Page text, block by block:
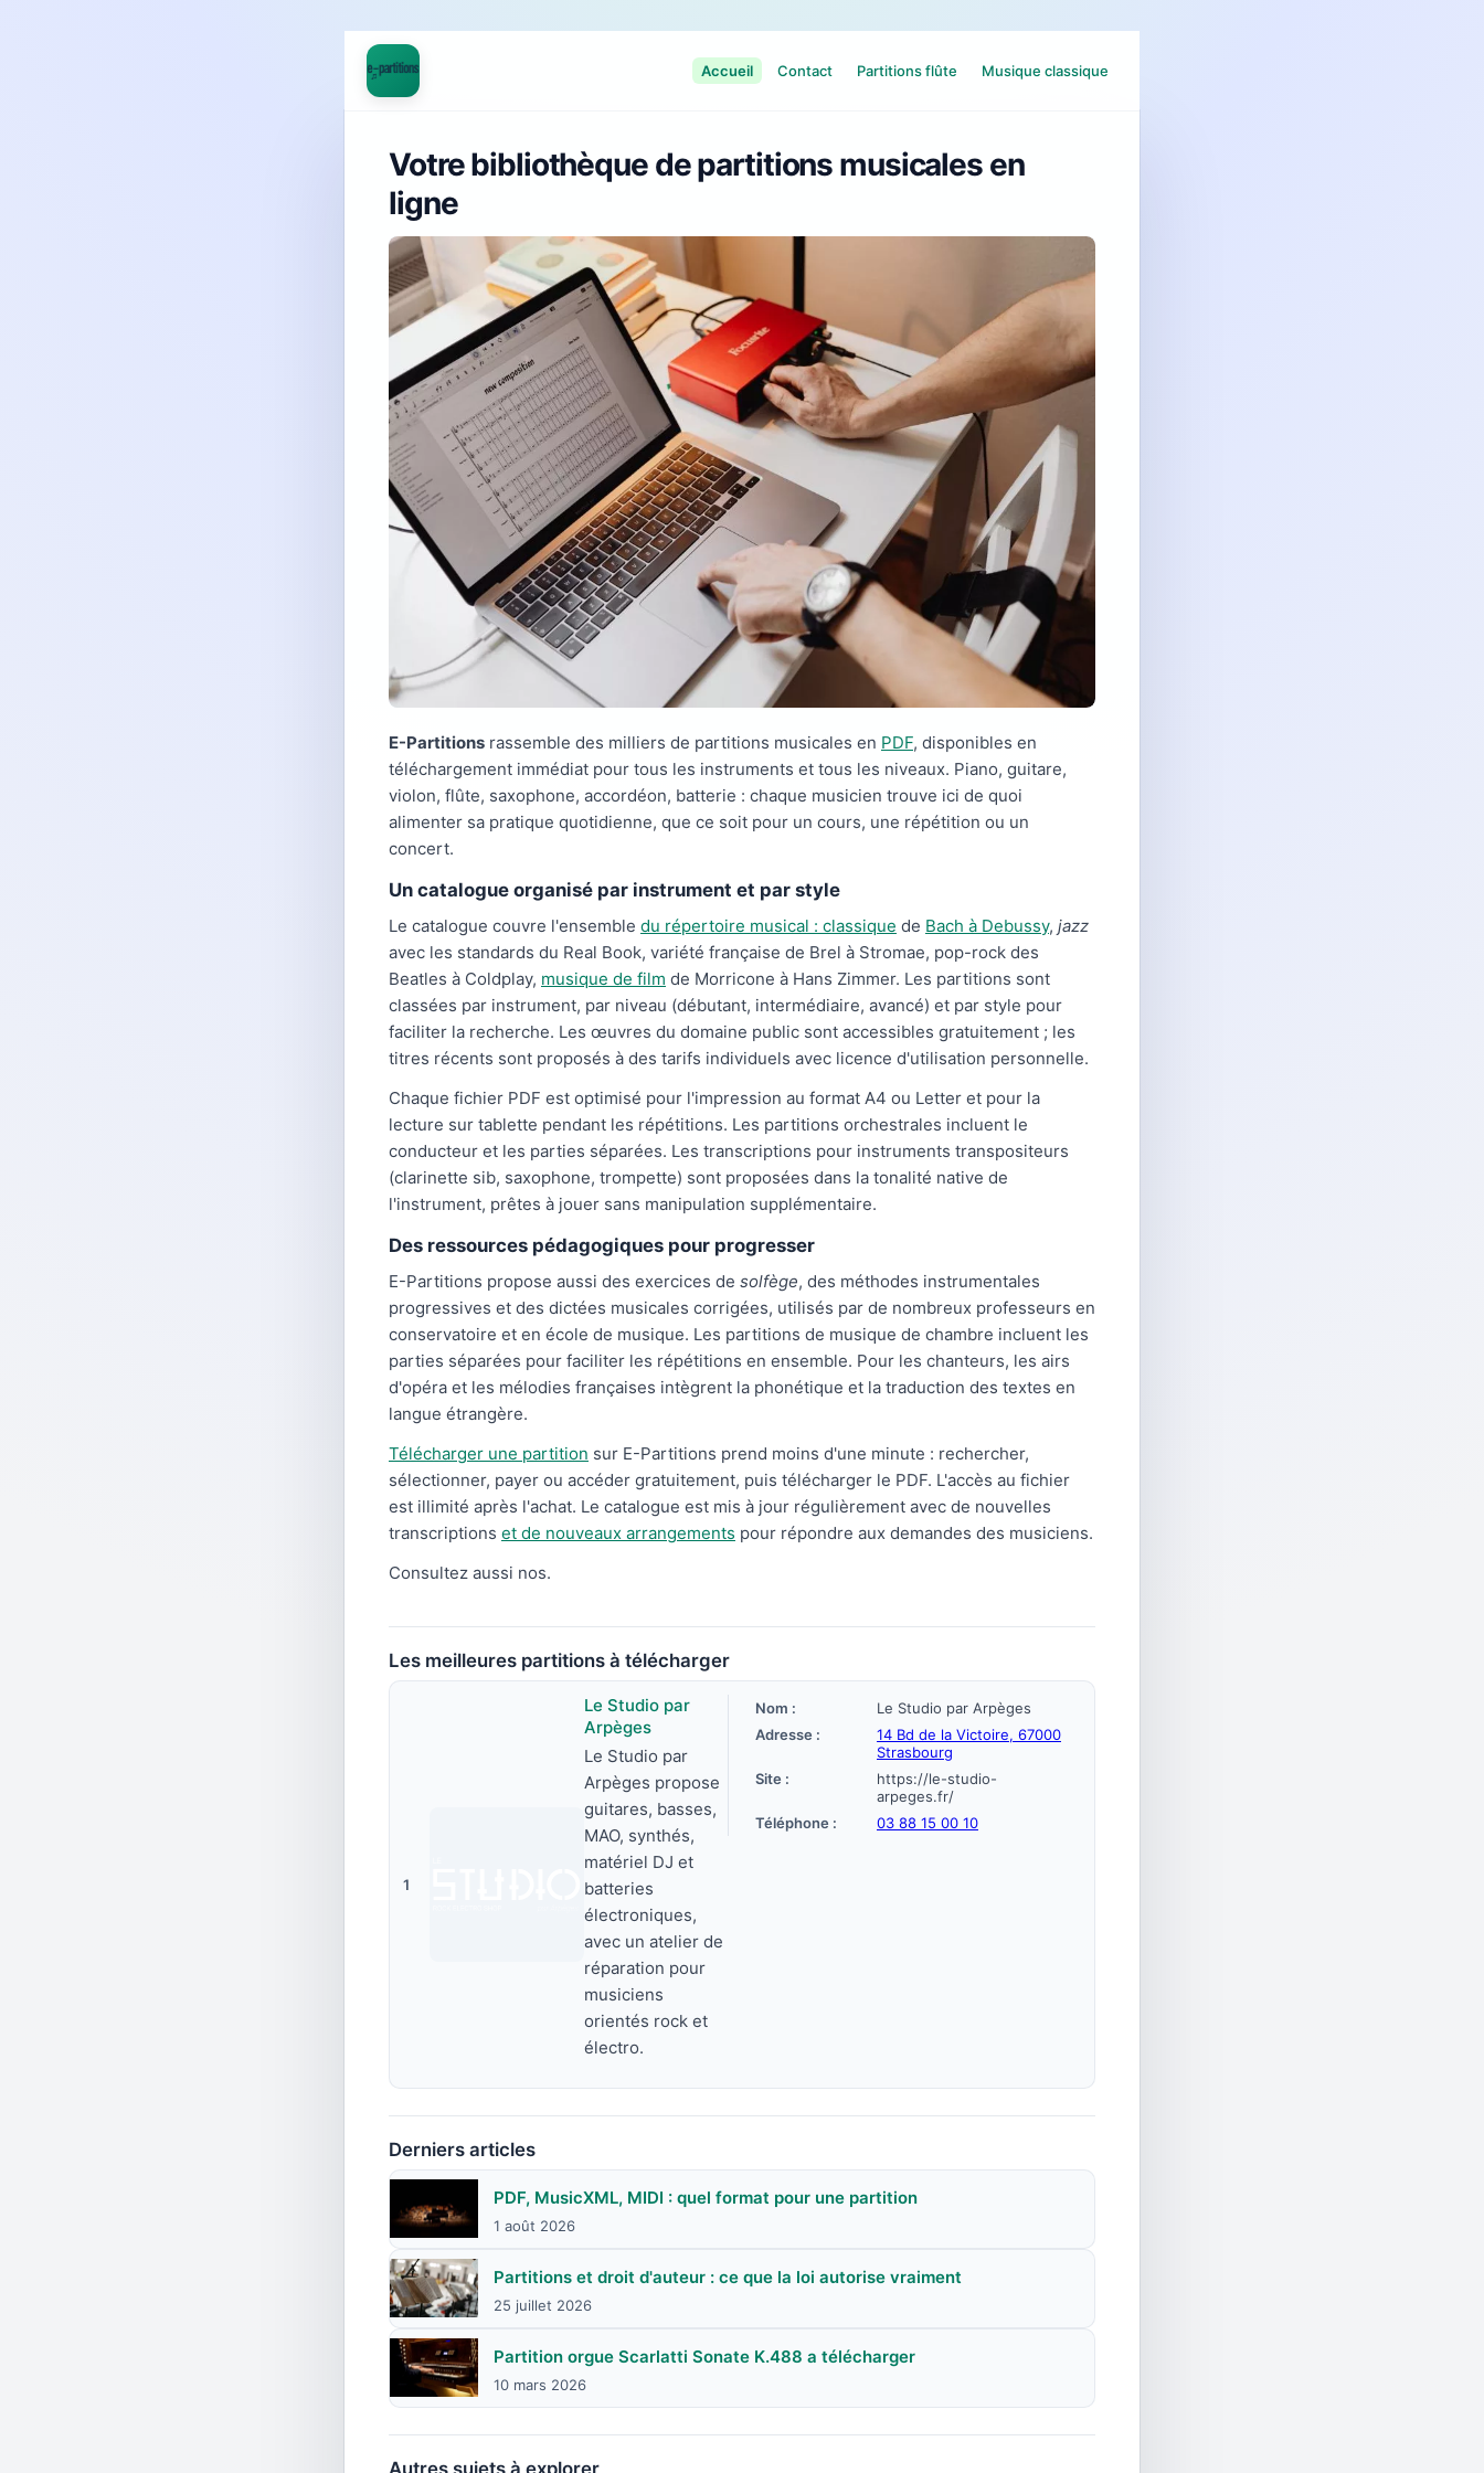
Accueil Contact Partitions flûte Musique classique
Votre bibliothèque de partitions musicales en
ligne
E-Partitions rassemble des milliers de partitions musicales en PDF, disponibles en
téléchargement immédiat pour tous les instruments et tous les niveaux. Piano, guitare,
violon, flûte, saxophone, accordéon, batterie : chaque musicien trouve ici de quoi
alimenter sa pratique quotidienne, que ce soit pour un cours, une répétition ou un
concert.
Un catalogue organisé par instrument et par style
Le catalogue couvre l'ensemble du répertoire musical : classique de Bach à Debussy, jazz
avec les standards du Real Book, variété française de Brel à Stromae, pop-rock des
Beatles à Coldplay, musique de film de Morricone à Hans Zimmer. Les partitions sont
classées par instrument, par niveau (débutant, intermédiaire, avancé) et par style pour
faciliter la recherche. Les œuvres du domaine public sont accessibles gratuitement ; les
titres récents sont proposés à des tarifs individuels avec licence d'utilisation personnelle.
Chaque fichier PDF est optimisé pour l'impression au format A4 ou Letter et pour la
lecture sur tablette pendant les répétitions. Les partitions orchestrales incluent le
conducteur et les parties séparées. Les transcriptions pour instruments transpositeurs
(clarinette sib, saxophone, trompette) sont proposées dans la tonalité native de
l'instrument, prêtes à jouer sans manipulation supplémentaire.
Des ressources pédagogiques pour progresser
E-Partitions propose aussi des exercices de solfège, des méthodes instrumentales
progressives et des dictées musicales corrigées, utilisés par de nombreux professeurs en
conservatoire et en école de musique. Les partitions de musique de chambre incluent les
parties séparées pour faciliter les répétitions en ensemble. Pour les chanteurs, les airs
d'opéra et les mélodies françaises intègrent la phonétique et la traduction des textes en
langue étrangère.
Télécharger une partition sur E-Partitions prend moins d'une minute : rechercher,
sélectionner, payer ou accéder gratuitement, puis télécharger le PDF. L'accès au fichier
est illimité après l'achat. Le catalogue est mis à jour régulièrement avec de nouvelles
transcriptions et de nouveaux arrangements pour répondre aux demandes des musiciens.
Consultez aussi nos.
Les meilleures partitions à télécharger
1
Le Studio par
Arpèges
Le Studio par
Arpèges propose
guitares, basses,
MAO, synthés,
matériel DJ et
batteries
électroniques,
avec un atelier de
réparation pour
musiciens
orientés rock et
électro.
Nom :
Le Studio par Arpèges
Adresse :
14 Bd de la Victoire, 67000
Strasbourg
Site :
https://le-studio-
arpeges.fr/
Téléphone :
03 88 15 00 10
Derniers articles
PDF, MusicXML, MIDI : quel format pour une partition
1 août 2026
Partitions et droit d'auteur : ce que la loi autorise vraiment
25 juillet 2026
Partition orgue Scarlatti Sonate K.488 a télécharger
10 mars 2026
Autres sujets à explorer